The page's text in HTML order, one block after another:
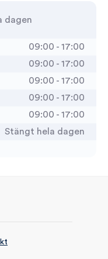
dagen
09:00 - 17:00
09:00 - 17:00
09:00 - 17:00
09:00 - 17:00
09:00 - 17:00
Stängt hela dagen